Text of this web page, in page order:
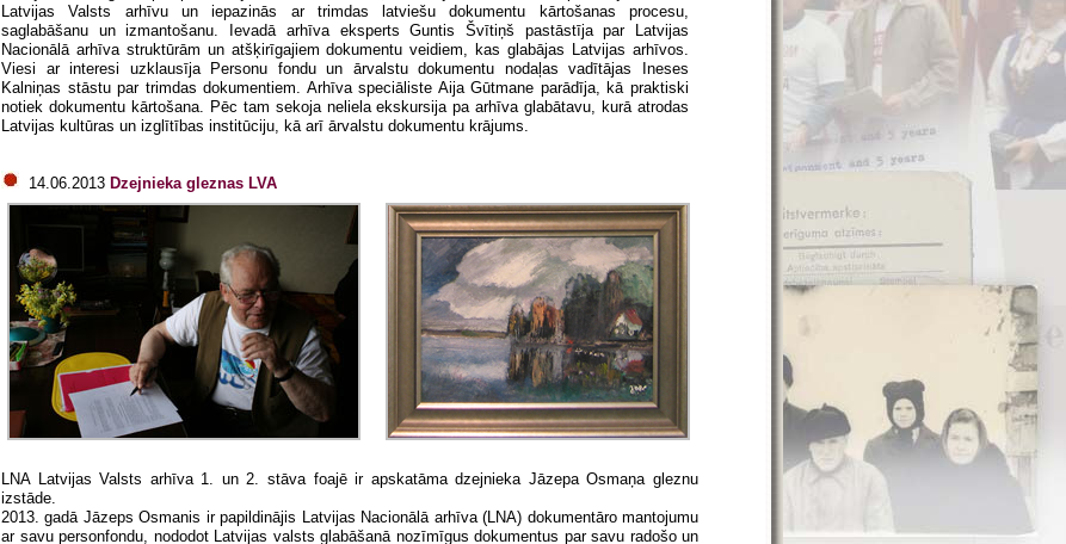
Latvijas Valsts arhīvu un iepazinās ar trimdas latviešu dokumentu kārtošanas procesu,
saglabāšanu un izmantošanu. Ievadā arhīva eksperts Guntis Švītiņš pastāstīja par Latvijas
Nacionālā arhīva struktūrām un atšķirīgajiem dokumentu veidiem, kas glabājas Latvijas arhīvos.
Viesi ar interesi uzklausīja Personu fondu un ārvalstu dokumentu nodaļas vadītājas Ineses
Kalniņas stāstu par trimdas dokumentiem. Arhīva speciāliste Aija Gūtmane parādīja, kā praktiski
notiek dokumentu kārtošana. Pēc tam sekoja neliela ekskursija pa arhīva glabātavu, kurā atrodas
Latvijas kultūras un izglītības institūciju, kā arī ārvalstu dokumentu krājums.
14.06.2013 Dzejnieka gleznas LVA
LNA Latvijas Valsts arhīva 1. un 2. stāva foajē ir apskatāma dzejnieka Jāzepa Osmaņa gleznu
izstāde.
2013. gadā Jāzeps Osmanis ir papildinājis Latvijas Nacionālā arhīva (LNA) dokumentāro mantojumu
ar savu personfondu, nododot Latvijas valsts glabāšanā nozīmīgus dokumentus par savu radošo un